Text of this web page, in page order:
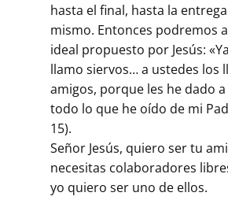
hasta el final, hasta la
mismo. Entonces podremos
ideal propuesto por Jesús:
llamo siervos… a ustedes los
amigos, porque les he dado
todo lo que he oído de mi
15).
Señor Jesús, quiero ser tu
necesitas colaboradores
yo quiero ser uno de ellos.